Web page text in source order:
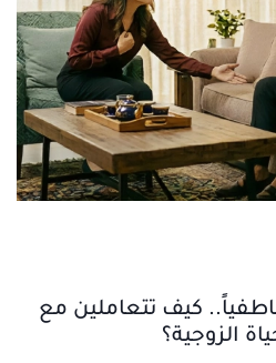
كيف تتعاملين مع
الزوجية؟